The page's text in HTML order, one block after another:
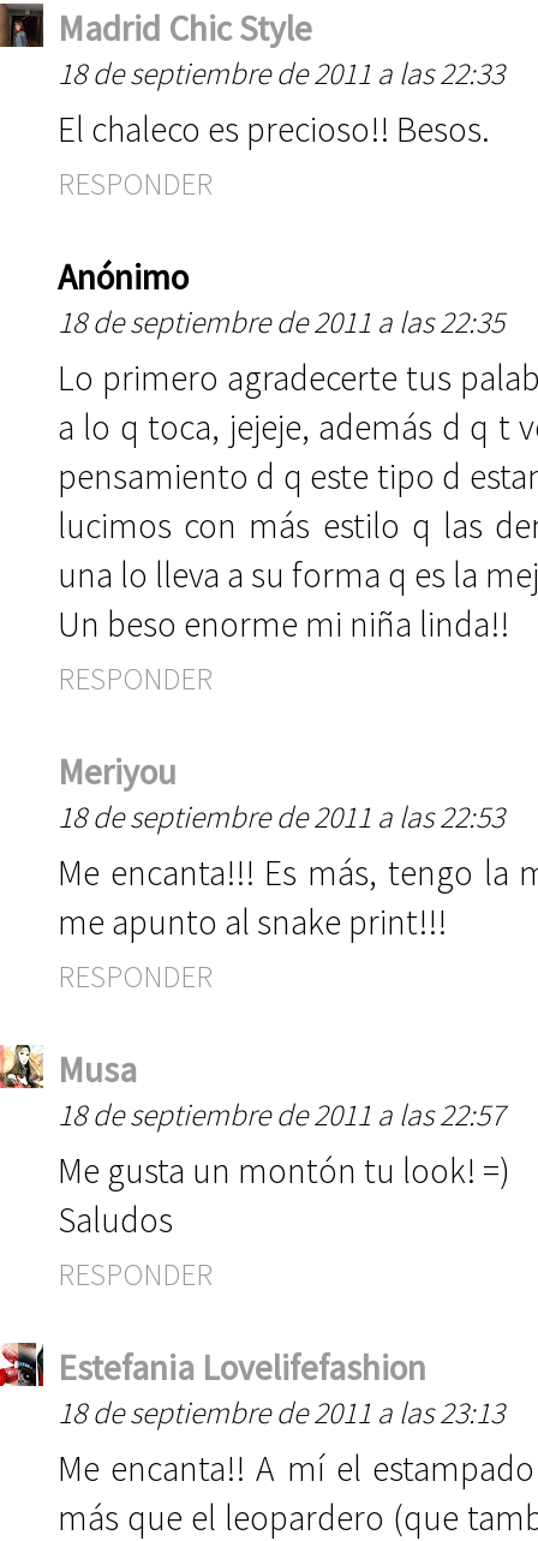
Madrid Chic Style
18 de septiembre de 2011 a las 22:33
El chaleco es precioso!! Besos.
RESPONDER
Anónimo
18 de septiembre de 2011 a las 22:35
Lo primero agradecerte tus
a lo q toca, jejeje, además d q t
pensamiento d q este tipo d
lucimos con más estilo q las
una lo lleva a su forma q es la
Un beso enorme mi niña linda!!
RESPONDER
Meriyou
18 de septiembre de 2011 a las 22:53
Me encanta!!! Es más, tengo la
me apunto al snake print!!!
RESPONDER
Musa
18 de septiembre de 2011 a las 22:57
Me gusta un montón tu look! =)
Saludos
RESPONDER
Estefania Lovelifefashion
18 de septiembre de 2011 a las 23:13
Me encanta!! A mí el
más que el leopardero (que